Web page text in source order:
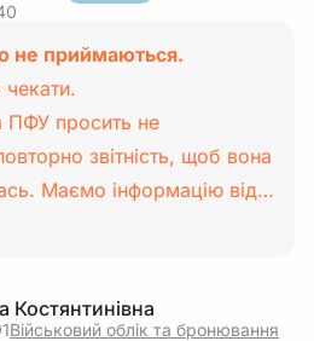
не приймаються.
ПФУ просить не
звітність, щоб вона
Маємо інформацію від…
Костянтинівна
Військовий облік та бронювання